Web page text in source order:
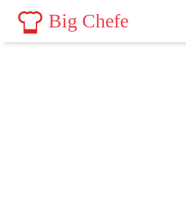
Big Chefe